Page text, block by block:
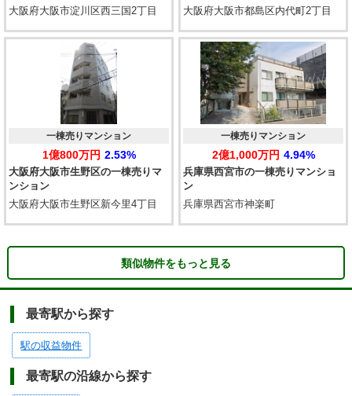
大阪府大阪市淀川区西三国2丁目 大阪府大阪市都島区内代町2丁目
大阪府大阪市生野区の一棟売りマ
ンション
一棟売りマンション
1億800万円 2.53%
大阪府大阪市生野区新今里4丁目
兵庫県西宮市の一棟売りマンショ
ン
一棟売りマンション
2億1,000万円 4.94%
兵庫県西宮市神楽町
類似物件をもっと見る
最寄駅から探す
駅の収益物件
最寄駅の沿線から探す